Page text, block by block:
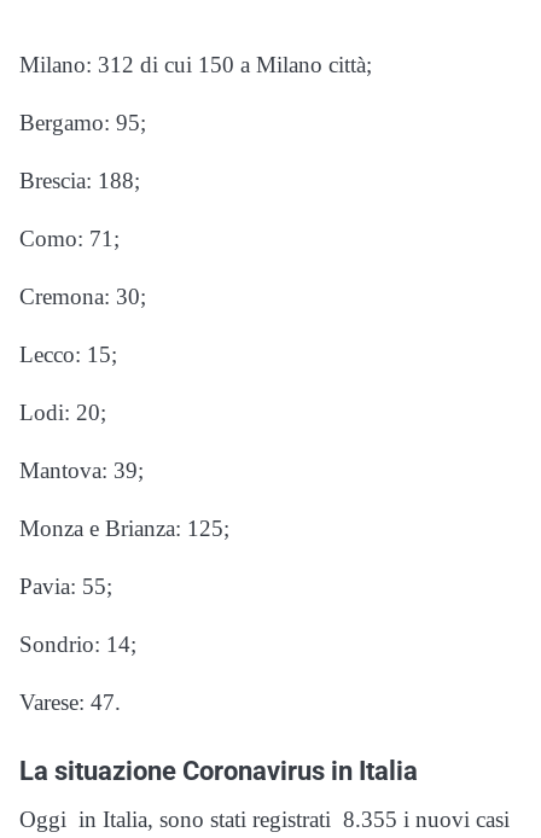
Milano: 312 di cui 150 a Milano città;
Bergamo: 95;
Brescia: 188;
Como: 71;
Cremona: 30;
Lecco: 15;
Lodi: 20;
Mantova: 39;
Monza e Brianza: 125;
Pavia: 55;
Sondrio: 14;
Varese: 47.
La situazione Coronavirus in Italia
Oggi in Italia, sono stati registrati 8.355 i nuovi casi